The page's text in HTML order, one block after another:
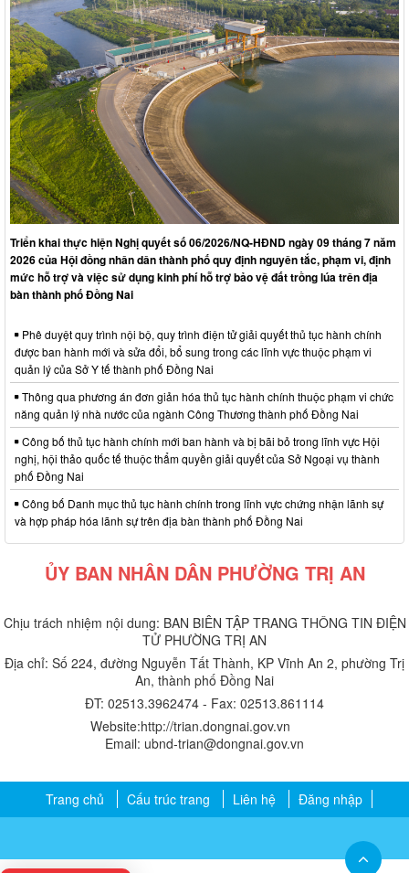
Triển khai thực hiện Nghị quyết số 06/2026/NQ-HĐND ngày 09 tháng 7 năm
2026 của Hội đồng nhân dân thành phố quy định nguyên tắc, phạm vi, định
mức hỗ trợ và việc sử dụng kinh phí hỗ trợ bảo vệ đất trồng lúa trên địa
bàn thành phố Đồng Nai
Phê duyệt quy trình nội bộ, quy trình điện tử giải quyết thủ tục hành chính
được ban hành mới và sửa đổi, bổ sung trong các lĩnh vực thuộc phạm vi
quản lý của Sở Y tế thành phố Đồng Nai
Thông qua phương án đơn giản hóa thủ tục hành chính thuộc phạm vi chức
năng quản lý nhà nước của ngành Công Thương thành phố Đồng Nai
Công bố thủ tục hành chính mới ban hành và bị bãi bỏ trong lĩnh vực Hội
nghị, hội thảo quốc tế thuộc thẩm quyền giải quyết của Sở Ngoại vụ thành
phố Đồng Nai
Công bố Danh mục thủ tục hành chính trong lĩnh vực chứng nhận lãnh sự
và hợp pháp hóa lãnh sự trên địa bàn thành phố Đồng Nai
ỦY BAN NHÂN DÂN PHƯỜNG TRỊ AN
Chịu trách nhiệm nội dung: BAN BIÊN TẬP TRANG THÔNG TIN ĐIỆN
TỬ PHƯỜNG TRỊ AN
Địa chỉ: Số 224, đường Nguyễn Tất Thành, KP Vĩnh An 2, phường Trị
An, thành phố Đồng Nai
ĐT: 02513.3962474 - Fax: 02513.861114
Website:http://trian.dongnai.gov.vn
Email: ubnd-trian@dongnai.gov.vn​
Trang chủ Cấu trúc trang Liên hệ Đăng nhập